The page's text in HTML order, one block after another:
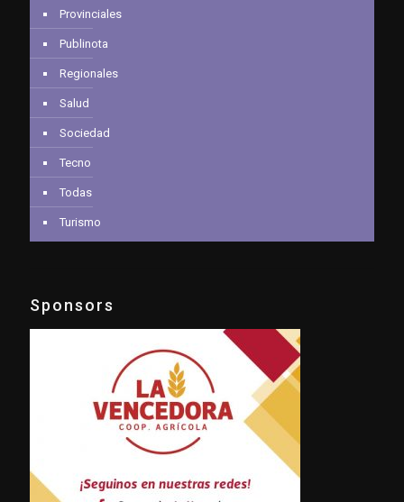
Provinciales
Publinota
Regionales
Salud
Sociedad
Tecno
Todas
Turismo
Sponsors